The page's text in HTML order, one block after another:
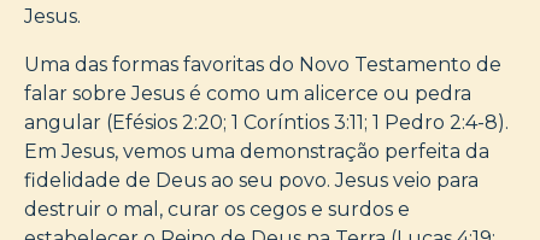
Jesus.
Uma das formas favoritas do Novo Testamento de
falar sobre Jesus é como um alicerce ou pedra
angular (Efésios 2:20; 1 Coríntios 3:11; 1 Pedro 2:4-8).
Em Jesus, vemos uma demonstração perfeita da
fidelidade de Deus ao seu povo. Jesus veio para
destruir o mal, curar os cegos e surdos e